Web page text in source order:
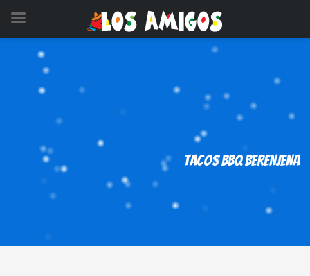
TACOS BBQ BERENJENA